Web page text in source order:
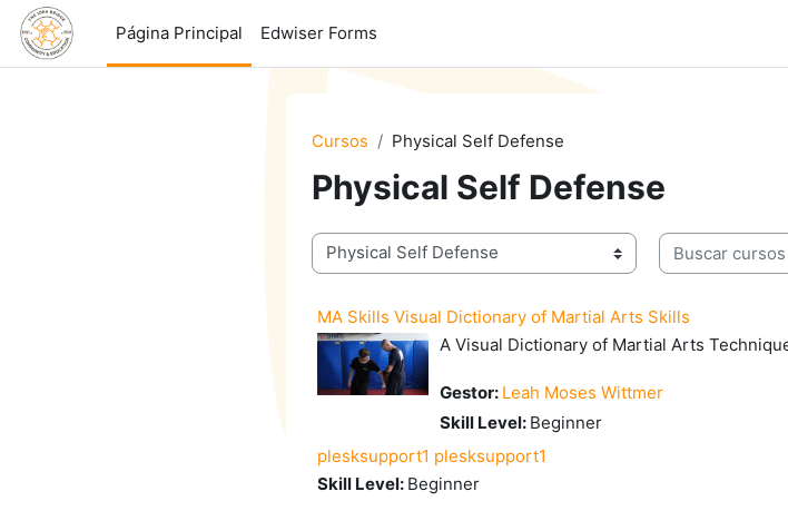
Salta al contenido principal
Página Principal
Edwiser Forms
Cursos Physical Self Defense
Physical Self Defense
Categorías
Buscar cursos
MA Skills Visual Dictionary of Martial Arts Skills
A Visual Dictionary of Martial Arts
Gestor: Leah Moses Wittmer
Skill Level: Beginner
plesksupport1 plesksupport1
Skill Level: Beginner